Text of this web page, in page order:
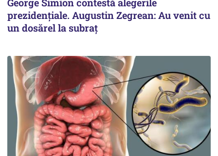
George Simion contestă alegerile
prezidențiale. Augustin Zegrean: Au venit cu
un dosărel la subraț